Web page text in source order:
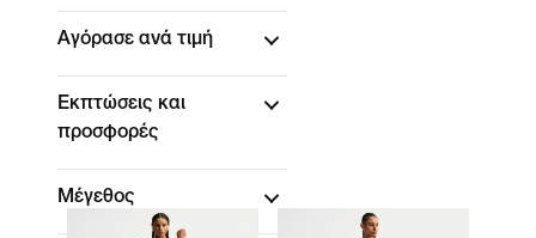
Αγόρασε ανά τιμή
Εκπτώσεις και
προσφορές
Μέγεθος